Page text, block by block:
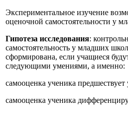
Экспериментальное изучение
оценочной самостоятельности у
Гипотеза исследования:
самостоятельность у младших
сформирована, если учащиеся
следующими умениями, а именно:
самооценка ученика предшествует
самооценка ученика